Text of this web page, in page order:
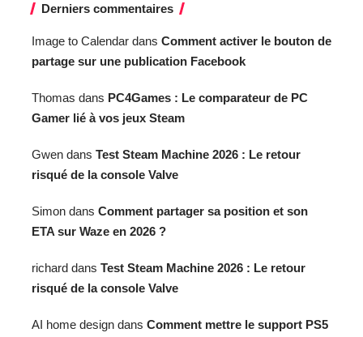
Derniers commentaires
Image to Calendar dans Comment activer le bouton de
partage sur une publication Facebook
Thomas dans PC4Games : Le comparateur de PC
Gamer lié à vos jeux Steam
Gwen dans Test Steam Machine 2026 : Le retour
risqué de la console Valve
Simon dans Comment partager sa position et son
ETA sur Waze en 2026 ?
richard dans Test Steam Machine 2026 : Le retour
risqué de la console Valve
AI home design dans Comment mettre le support PS5